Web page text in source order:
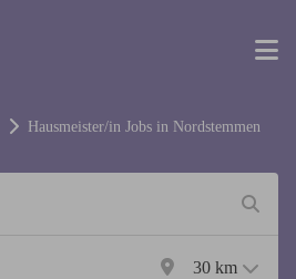
Hausmeister/in Jobs in Nordstemmen
30 km